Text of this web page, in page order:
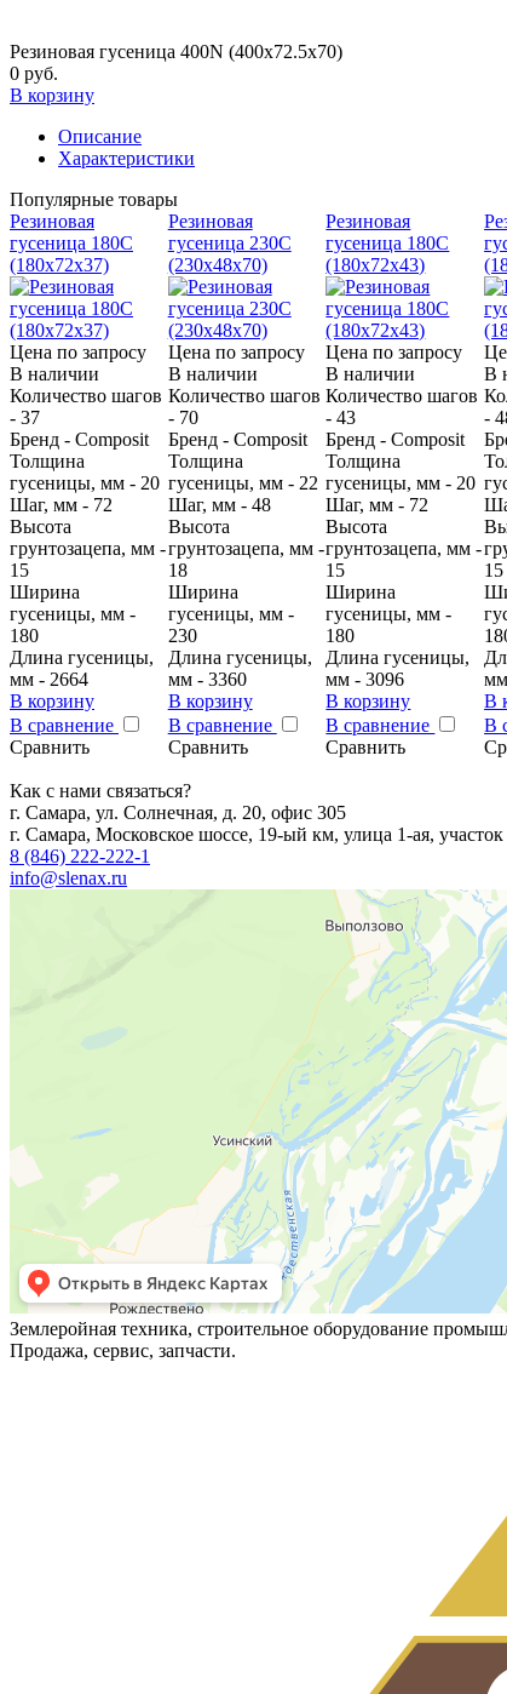
Резиновая гусеница 400N (400х72.5х70)
0 руб.
В корзину
Описание
Характеристики
Популярные товары
Резиновая
гусеница 180С
(180х72х37)
Цена по запросу
В наличии
Количество шагов
- 37
Бренд - Composit
Толщина
гусеницы, мм - 20
Шаг, мм - 72
Высота
грунтозацепа, мм -
15
Ширина
гусеницы, мм -
180
Длина гусеницы,
мм - 2664
В корзину
В сравнение
Сравнить
Резиновая
гусеница 230C
(230х48х70)
Цена по запросу
В наличии
Количество шагов
- 70
Бренд - Composit
Толщина
гусеницы, мм - 22
Шаг, мм - 48
Высота
грунтозацепа, мм -
18
Ширина
гусеницы, мм -
230
Длина гусеницы,
мм - 3360
В корзину
В сравнение
Сравнить
Резиновая
гусеница 180С
(180х72х43)
Цена по запросу
В наличии
Количество шагов
- 43
Бренд - Composit
Толщина
гусеницы, мм - 20
Шаг, мм - 72
Высота
грунтозацепа, мм -
15
Ширина
гусеницы, мм -
180
Длина гусеницы,
мм - 3096
В корзину
В сравнение
Сравнить
В
-
15
В
В
Как с нами связаться?
г. Самара, ул. Солнечная, д. 20, офис 305
г. Самара, Московское шоссе, 19-ый км, улица 1-ая,
8 (846) 222-222-1
info@slenax.ru
Землеройная техника, строительное оборудование
Продажа, сервис, запчасти.